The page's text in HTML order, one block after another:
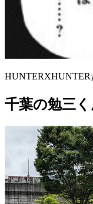
千葉の勉三